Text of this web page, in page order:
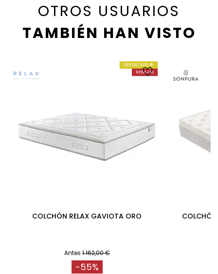
OTROS USUARIOS
TAMBIÉN HAN VISTO
DESTACADO 🌟
REBAJAS
COLCHÓN RELAX GAVIOTA ORO
Antes 1.162,00 €
-55%
COLCHÓN